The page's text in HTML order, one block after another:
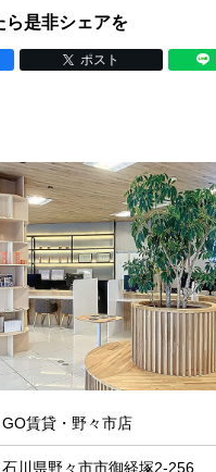
ら是非シェアを
ポスト
GO賃貸・野々市店
石川県野々市市御経塚2-256